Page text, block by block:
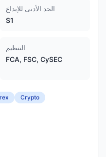
الحد الأدنى للإيداع
$1
التنظيم
FCA, FSC, CySEC
Crypto